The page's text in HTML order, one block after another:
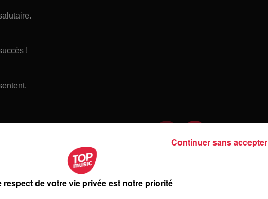
!
respect de votre vie privée est notre priorité
Continuer sans accepter